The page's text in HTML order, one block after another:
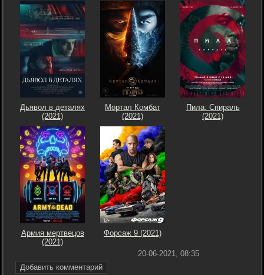
Дьявол в деталях
(2021)
Мортал Комбат
(2021)
Пила: Спираль
(2021)
Армия мертвецов
(2021)
Форсаж 9 (2021)
Добавить комментарий
20-06-2021, 08:35